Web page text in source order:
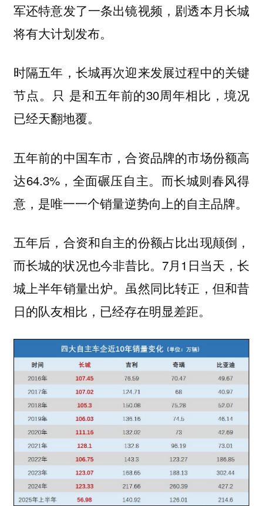
军还特意发了一条出镜视频，剧透本月长城
将有大计划发布。
时隔五年，长城再次迎来发展过程中的关键
节点。只 是和五年前的30周年相比，境况
已经天翻地覆。
五年前的中国车市，合资品牌的市场份额高
达64.3%，全面碾压自主。而长城则春风得
意，是唯一一个销量逆势向上的自主品牌。
五年后，合资和自主的份额占比出现颠倒，
而长城的状况也今非昔比。7月1日当天，长
城上半年销量出炉。虽然同比转正，但和昔
日的队友相比，已经存在明显差距。